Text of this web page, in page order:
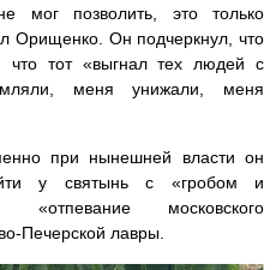
мог позволить, это только
Орищенко. Он подчеркнул, что
что тот «выгнал тех людей с
меня унижали, меня
при нынешней власти он
у святынь с «гробом и
«отпевание московского
Печерской лавры.